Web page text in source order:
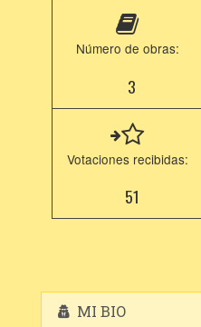
Número de obras:
3
Votaciones recibidas:
51
MI BIO